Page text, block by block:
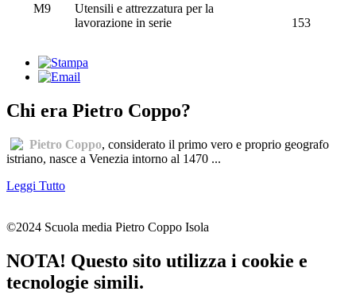
M9
Utensili e attrezzatura per la
lavorazione in serie
153
Chi era Pietro Coppo?
Pietro Coppo, considerato il primo vero e proprio geografo
istriano, nasce a Venezia intorno al 1470 ...
Leggi Tutto
©2024 Scuola media Pietro Coppo Isola
NOTA! Questo sito utilizza i cookie e
tecnologie simili.